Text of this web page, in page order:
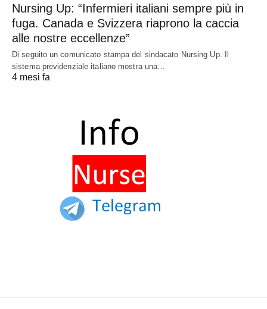
Nursing Up: “Infermieri italiani sempre più in
fuga. Canada e Svizzera riaprono la caccia
alle nostre eccellenze”
Di seguito un comunicato stampa del sindacato Nursing Up. Il
sistema previdenziale italiano mostra una…
4 mesi fa